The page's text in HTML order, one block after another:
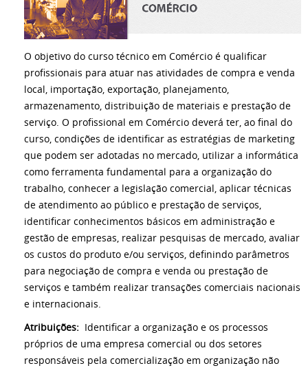
O objetivo do curso técnico em Comércio é qualificar
profissionais para atuar nas atividades de compra e venda
local, importação, exportação, planejamento,
armazenamento, distribuição de materiais e prestação de
serviço. O profissional em Comércio deverá ter, ao final do
curso, condições de identificar as estratégias de marketing
que podem ser adotadas no mercado, utilizar a informática
como ferramenta fundamental para a organização do
trabalho, conhecer a legislação comercial, aplicar técnicas
de atendimento ao público e prestação de serviços,
identificar conhecimentos básicos em administração e
gestão de empresas, realizar pesquisas de mercado, avaliar
os custos do produto e/ou serviços, definindo parâmetros
para negociação de compra e venda ou prestação de
serviços e também realizar transações comerciais nacionais
e internacionais.
Atribuições: Identificar a organização e os processos
próprios de uma empresa comercial ou dos setores
responsáveis pela comercialização em organização não